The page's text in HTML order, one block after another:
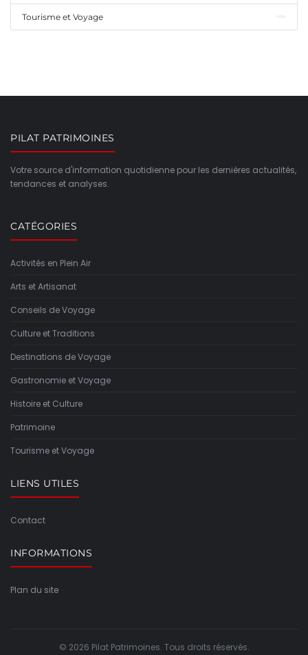
Tourisme et Voyage
PILAT PATRIMOINES
Votre source d'information quotidienne pour les dernières actualités,
tendances et analyses.
CATÉGORIES
Activités en Plein Air
Arts et Artisanat
Conseils de Voyage
Culture et Traditions
Destinations de Voyage
Gastronomie et Voyage
Histoire et Culture
Patrimoine
Tourisme et Voyage
LIENS UTILES
Contact
INFORMATIONS
Plan du site
© 2026 Pilat Patrimoines. Tous droits réservés.